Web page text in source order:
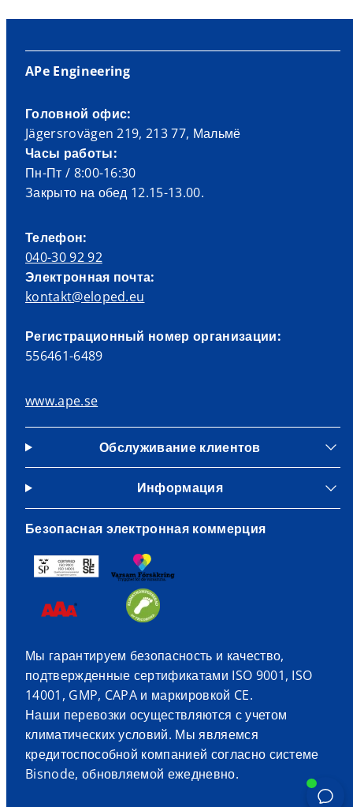
APe Engineering
Головной офис:
Jägersrovägen 219, 213 77, Мальмё
Часы работы:
Пн-Пт / 8:00-16:30
Закрыто на обед 12.15-13.00.
Телефон:
040-30 92 92
Электронная почта:
kontakt@eloped.eu
Регистрационный номер организации:
556461-6489
www.ape.se
Обслуживание клиентов
Информация
Безопасная электронная коммерция
Мы гарантируем безопасность и качество,
подтвержденные сертификатами ISO 9001, ISO
14001, GMP, CAPA и маркировкой CE.
Наши перевозки осуществляются с учетом
климатических условий. Мы являемся
кредитоспособной компанией согласно системе
Bisnode, обновляемой ежедневно.